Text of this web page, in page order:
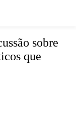
sobre
que